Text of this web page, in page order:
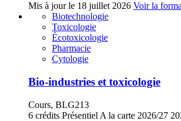
Mis à jour le 18 juillet 2026 Voir la
Biotechnologie
Toxicologie
Écotoxicologie
Pharmacie
Cytologie
Bio-industries et toxicologie
Cours, BLG213
6 crédits Présentiel A la carte 2026/27